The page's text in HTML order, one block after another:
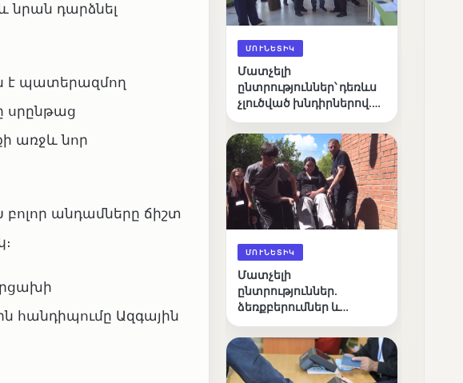
նրան դարձնել
է պատերազմող
սրընթաց
առջև նոր
անդամները ճիշտ
հանդիպումը Ազգային
ՄՈՒՆԵՏԻԿ
Մատչելի
ընտրություններ՝ դեռևս
չլուծված խնդիրներով.
դիտորդական
առաքելության
արդյունքները
ՄՈՒՆԵՏԻԿ
Մատչելի
ընտրություններ.
ձեռքբերումներ և
բացթողումներ